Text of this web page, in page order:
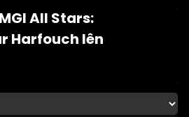
All Stars:
Harfouch lên